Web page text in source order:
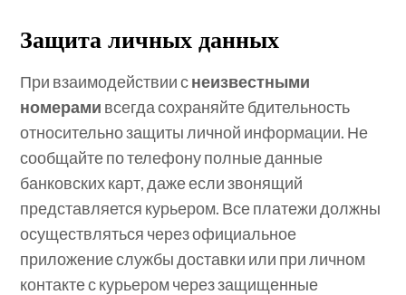
Защита личных данных
При взаимодействии снеизвестными
номерами всегда сохраняйте бдительность
относительно защиты личной информации. Не
сообщайте по телефону полные данные
банковских карт, даже если звонящий
представляется курьером. Все платежи должны
осуществляться через официальное
приложение службы доставки или при личном
контакте с курьером через защищенные